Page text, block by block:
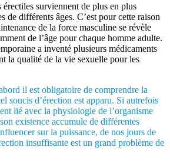
surviennent de plus en plus
de différents âges. C’est pour cette raison
de la force masculine se révèle
de l’âge pour chaque homme adulte.
a inventé plusieurs médicaments
la qualité de la vie sexuelle pour les
il est obligatoire de comprendre la
soucis d’érection est apparu. Si autrefois
lié avec la physiologie de l’organisme
existence accumule de différentes
sur la puissance, de nos jours de
insuffisante est un grand problème de